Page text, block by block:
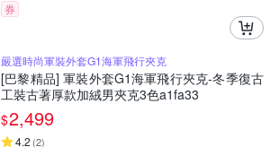
券
嚴選時尚軍裝外套G1海軍飛行夾克
[巴黎精品] 軍裝外套G1海軍飛行夾克-冬季復古
工裝古著厚款加絨男夾克3色a1fa33
$2,499
4.2 (2)